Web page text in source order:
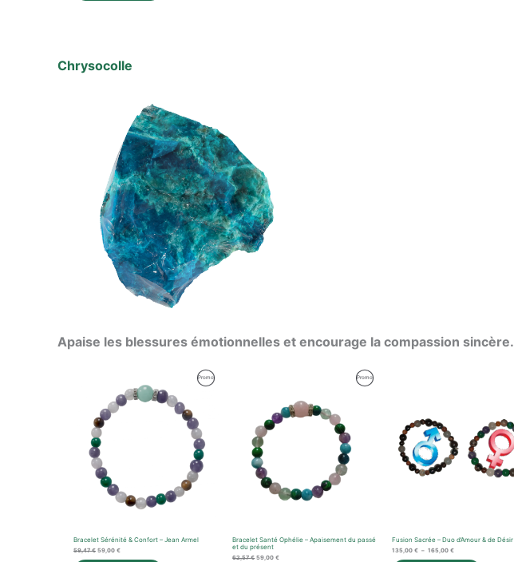
Chrysocolle
Apaise les blessures émotionnelles et encourage la compassion sincère.
PromoProduit
Bracelet Sérénité & Confort – Jean Armel
59,47€
59,47 €.
59,00 €
actuel
est :
59,00 €.
PromoProduit
Bracelet Santé Ophélie – Apaisement du passé
et du présent
62,57€ 59,00€
59,00 €.
Fusion Sacrée – Duo d’Amour & de Désir
135,00 € – 165,00 €